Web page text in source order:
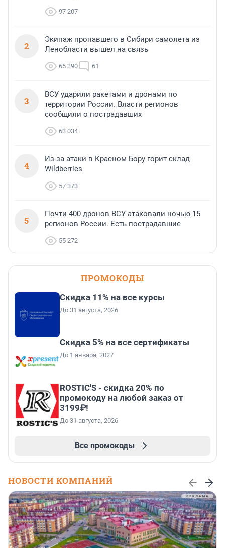
97 207
2
Экипаж пропавшего в Сибири самолета из
Ленобласти вышел на связь
65 390 61
3
ВСУ ударили ракетами и дронами по
территории России. Власти регионов
сообщили о пострадавших
63 034
4
Из-за атаки в Красном Бору горит склад
Wildberries
57 373
5
Почти 400 дронов ВСУ атаковали ночью 15
регионов России. Есть пострадавшие
55 272
ПРОМОКОДЫ
Скидка 11% на все курсы
До 31 августа, 2026
Скидка 5% на все сертификаты
До 1 января, 2027
ROSTIC'S - скидка 20% по
промокоду на любой заказ от
3199₽!
До 31 августа, 2026
Все промокоды
НОВОСТИ КОМПАНИЙ